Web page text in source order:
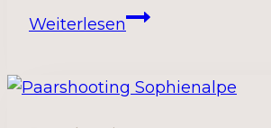
Weiterlesen
Steyr